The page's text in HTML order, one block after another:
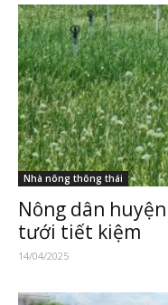
Nhà nông thông thái
Nông dân
tưới tiết kiệm
14/04/2025